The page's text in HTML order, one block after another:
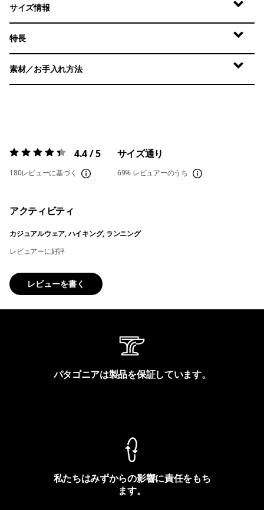
サイズ情報
特長
素材／お手入れ方法
評価:4.4 / 5 4.4 / 5
180レビューに基づく
サイズ通り
69% レビュアーのうち
アクティビティ
カジュアルウェア, ハイキング, ランニング
レビュアーに好評
レビューを書く
パタゴニアは製品を保証しています。
私たちはみずからの影響に責任をもち
ます。